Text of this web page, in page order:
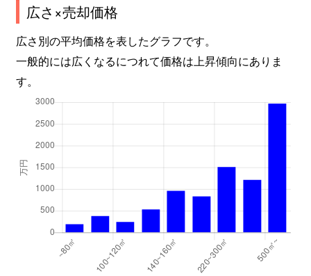
広さ×売却価格
広さ別の平均価格を表したグラフです。
一般的には広くなるにつれて価格は上昇傾向にありま
す。